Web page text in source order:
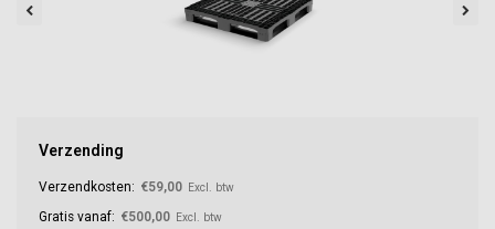
Verzending
Verzendkosten: €59,00 Excl. btw
Gratis vanaf: €500,00 Excl. btw